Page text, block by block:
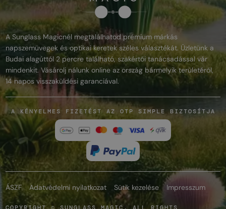
A Sunglass Magicnél megtalálhatod prémium márkás
napszemüvegek és optikai keretek széles választékát. Üzletünk a
Budai alagúttól 2 percre található, szakértői tanácsadással vár
mindenkit. Vásárolj nálunk online az ország bármelyik területéről,
14 napos visszaküldési garanciával.
A KÉNYELMES FIZETÉST AZ OTP SIMPLE BIZTOSÍTJA
ÁSZF Adatvédelmi nyilatkozat Sütik kezelése Impresszum